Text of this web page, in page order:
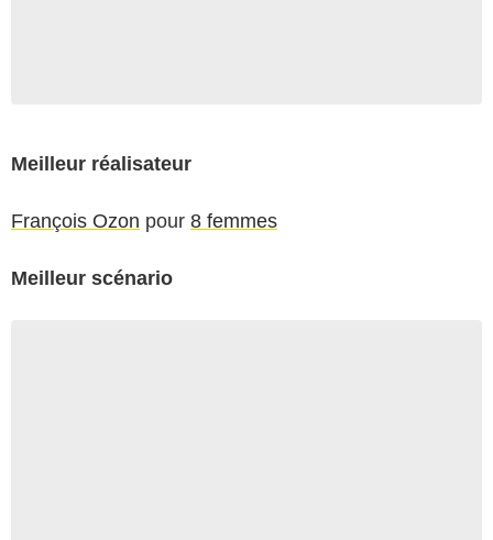
Meilleur réalisateur
François Ozon pour 8 femmes
Meilleur scénario